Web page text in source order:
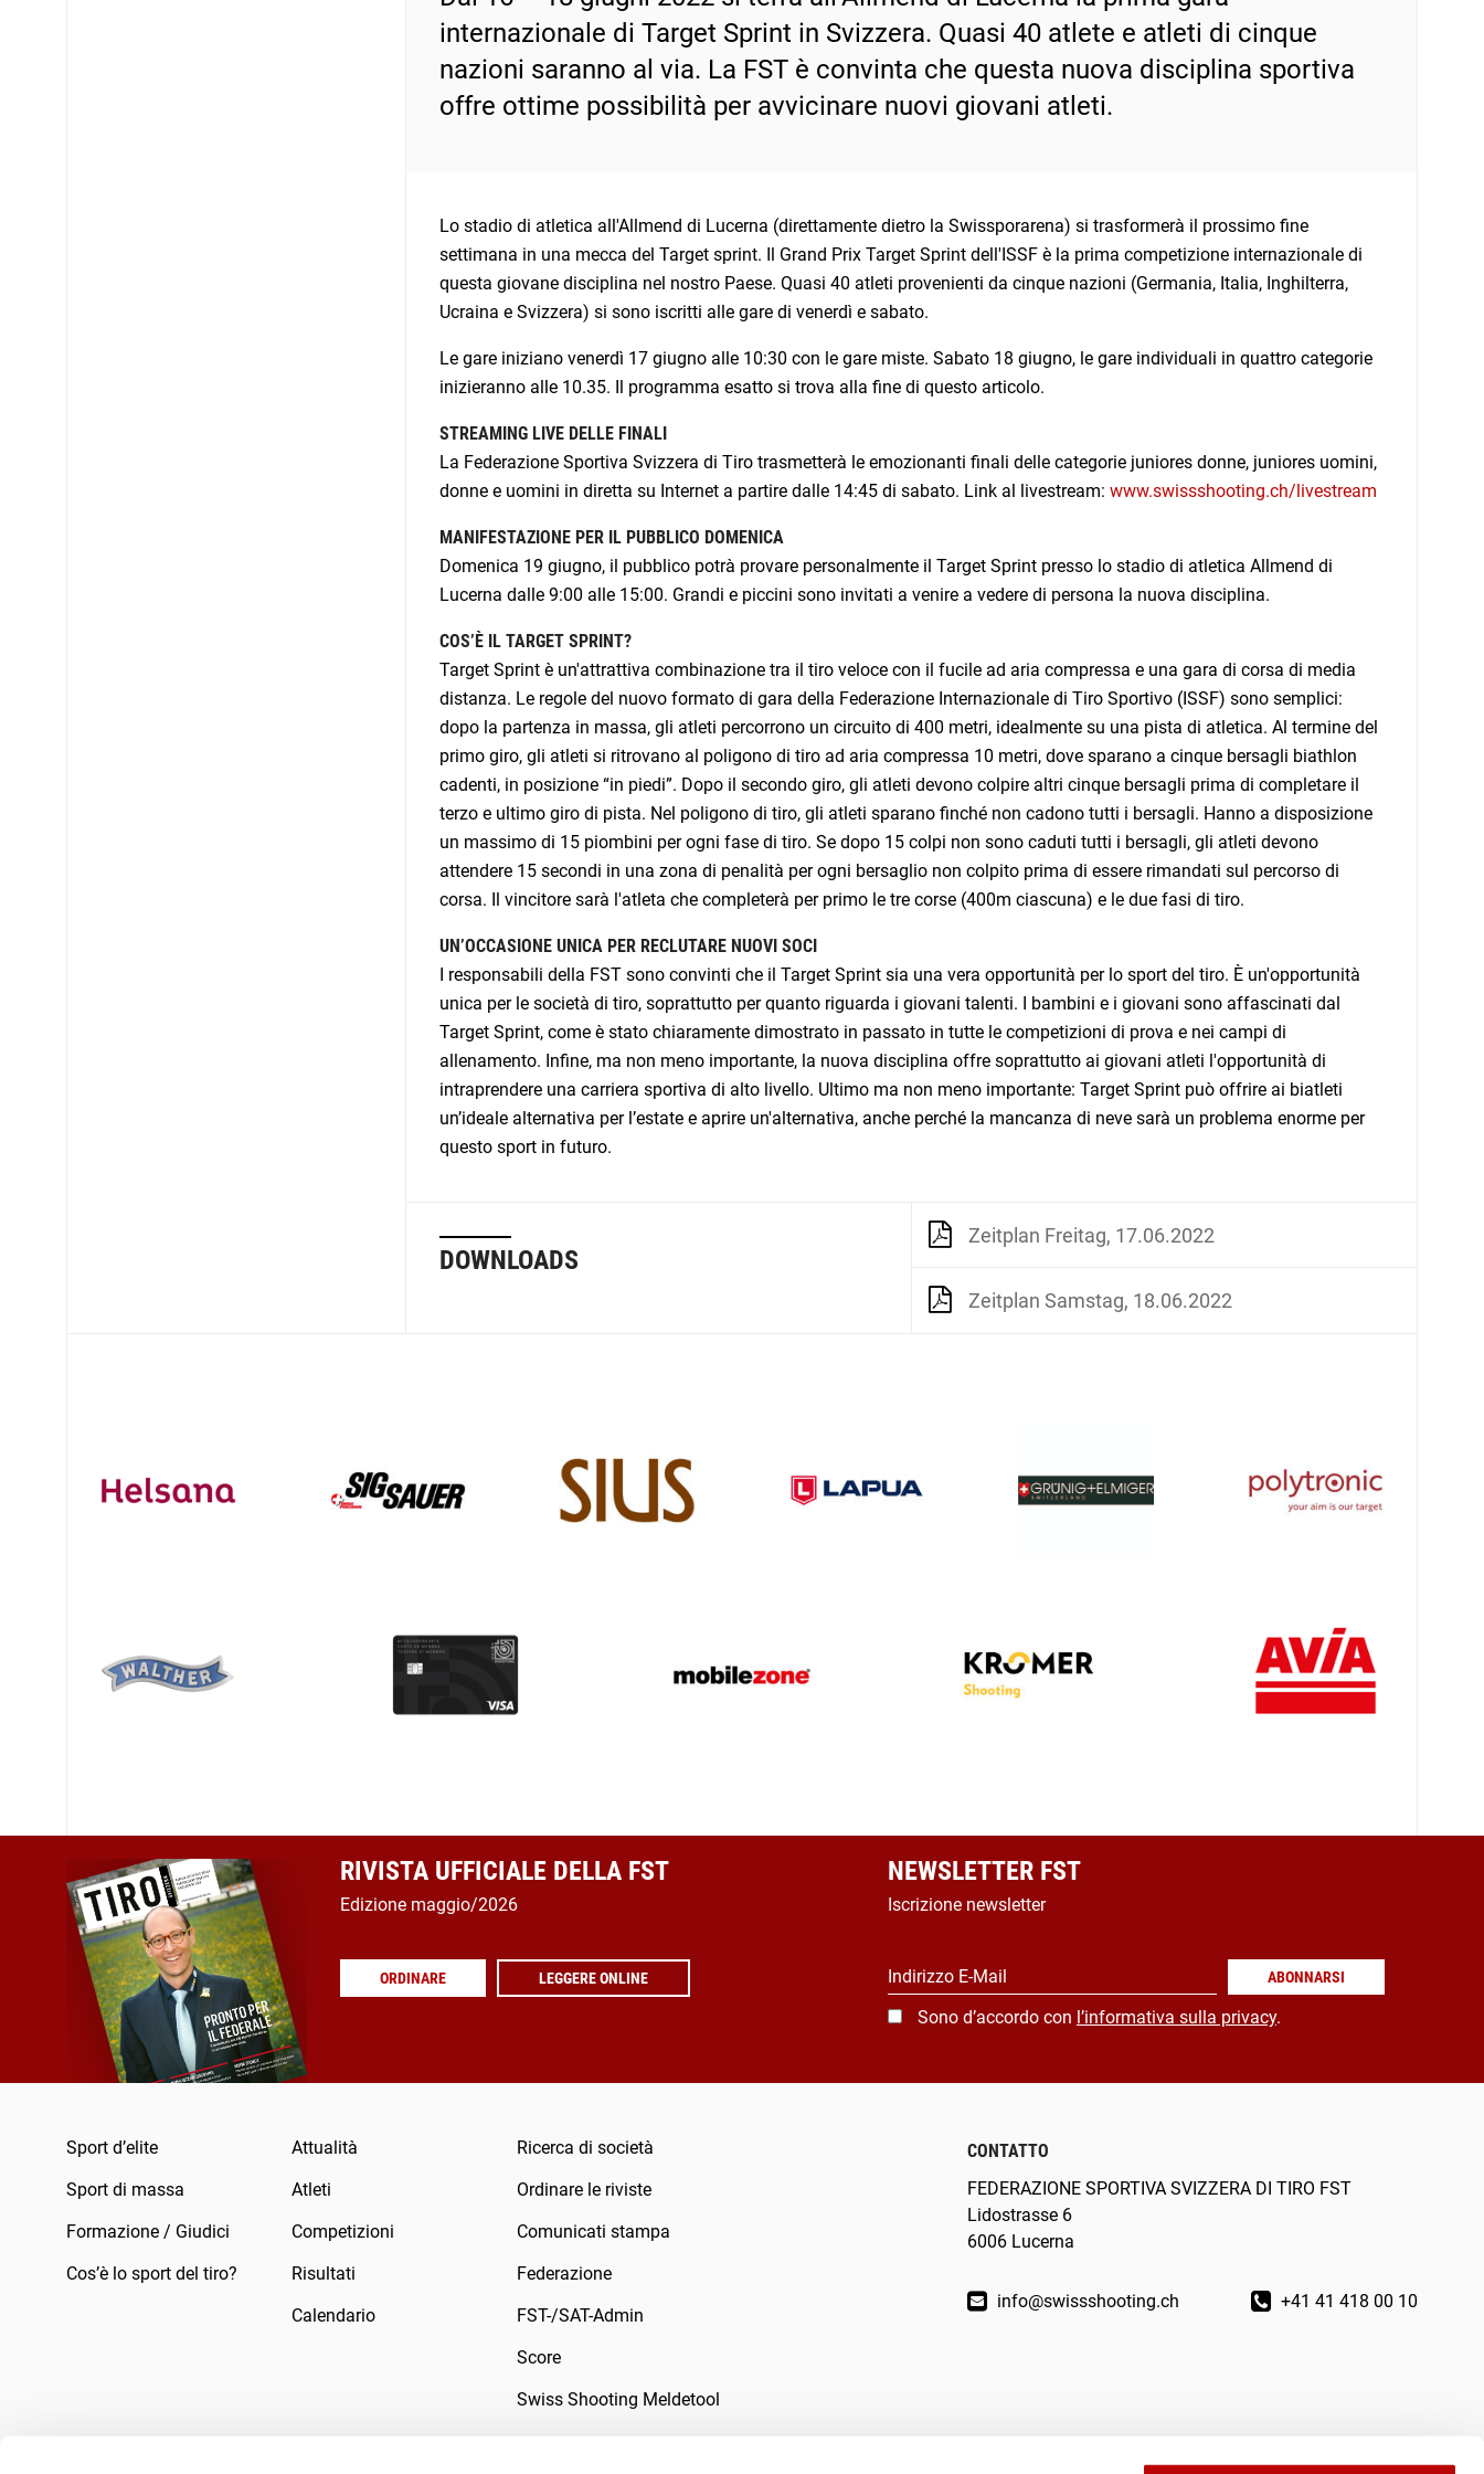
internazionale di Target Sprint in Svizzera. Quasi 40 atlete e atleti di cinque
nazioni saranno al via. La FST è convinta che questa nuova disciplina sportiva
offre ottime possibilità per avvicinare nuovi giovani atleti.
Lo stadio di atletica all'Allmend di Lucerna (direttamente dietro la Swissporarena) si trasformerà il prossimo fine
settimana in una mecca del Target sprint. Il Grand Prix Target Sprint dell'ISSF è la prima competizione internazionale di
questa giovane disciplina nel nostro Paese. Quasi 40 atleti provenienti da cinque nazioni (Germania, Italia, Inghilterra,
Ucraina e Svizzera) si sono iscritti alle gare di venerdì e sabato.
Le gare iniziano venerdì 17 giugno alle 10:30 con le gare miste. Sabato 18 giugno, le gare individuali in quattro categorie
inizieranno alle 10.35. Il programma esatto si trova alla fine di questo articolo.
STREAMING LIVE DELLE FINALI
La Federazione Sportiva Svizzera di Tiro trasmetterà le emozionanti finali delle categorie juniores donne, juniores uomini,
donne e uomini in diretta su Internet a partire dalle 14:45 di sabato. Link al livestream: www.swissshooting.ch/livestream
MANIFESTAZIONE PER IL PUBBLICO DOMENICA
Domenica 19 giugno, il pubblico potrà provare personalmente il Target Sprint presso lo stadio di atletica Allmend di
Lucerna dalle 9:00 alle 15:00. Grandi e piccini sono invitati a venire a vedere di persona la nuova disciplina.
COS’È IL TARGET SPRINT?
Target Sprint è un'attrattiva combinazione tra il tiro veloce con il fucile ad aria compressa e una gara di corsa di media
distanza. Le regole del nuovo formato di gara della Federazione Internazionale di Tiro Sportivo (ISSF) sono semplici:
dopo la partenza in massa, gli atleti percorrono un circuito di 400 metri, idealmente su una pista di atletica. Al termine del
primo giro, gli atleti si ritrovano al poligono di tiro ad aria compressa 10 metri, dove sparano a cinque bersagli biathlon
cadenti, in posizione “in piedi”. Dopo il secondo giro, gli atleti devono colpire altri cinque bersagli prima di completare il
terzo e ultimo giro di pista. Nel poligono di tiro, gli atleti sparano finché non cadono tutti i bersagli. Hanno a disposizione
un massimo di 15 piombini per ogni fase di tiro. Se dopo 15 colpi non sono caduti tutti i bersagli, gli atleti devono
attendere 15 secondi in una zona di penalità per ogni bersaglio non colpito prima di essere rimandati sul percorso di
corsa. Il vincitore sarà l'atleta che completerà per primo le tre corse (400m ciascuna) e le due fasi di tiro.
UN’OCCASIONE UNICA PER RECLUTARE NUOVI SOCI
I responsabili della FST sono convinti che il Target Sprint sia una vera opportunità per lo sport del tiro. È un'opportunità
unica per le società di tiro, soprattutto per quanto riguarda i giovani talenti. I bambini e i giovani sono affascinati dal
Target Sprint, come è stato chiaramente dimostrato in passato in tutte le competizioni di prova e nei campi di
allenamento. Infine, ma non meno importante, la nuova disciplina offre soprattutto ai giovani atleti l'opportunità di
intraprendere una carriera sportiva di alto livello. Ultimo ma non meno importante: Target Sprint può offrire ai biatleti
un’ideale alternativa per l’estate e aprire un'alternativa, anche perché la mancanza di neve sarà un problema enorme per
questo sport in futuro.
DOWNLOADS
Zeitplan Freitag, 17.06.2022
Zeitplan Samstag, 18.06.2022
RIVISTA UFFICIALE DELLA FST
Edizione maggio/2026
ORDINARE LEGGERE ONLINE
NEWSLETTER FST
Iscrizione newsletter
Indirizzo E-Mail ABONNARSI
Sono d’accordo con l’informativa sulla privacy.
Sport d’elite
Sport di massa
Formazione / Giudici
Cos’è lo sport del tiro?
Attualità
Atleti
Competizioni
Risultati
Calendario
Ricerca di società
Ordinare le riviste
Comunicati stampa
Federazione
FST-/SAT-Admin
Score
Swiss Shooting Meldetool
CONTATTO
FEDERAZIONE SPORTIVA SVIZZERA DI TIRO FST
Lidostrasse 6
6006 Lucerna
info@swissshooting.ch +41 41 418 00 10